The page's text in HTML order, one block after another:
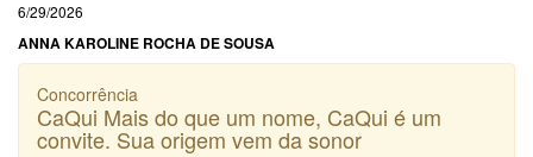
6/29/2026
ANNA KAROLINE ROCHA DE SOUSA
Concorrência
CaQui Mais do que um nome, CaQui é um
convite. Sua origem vem da sonor